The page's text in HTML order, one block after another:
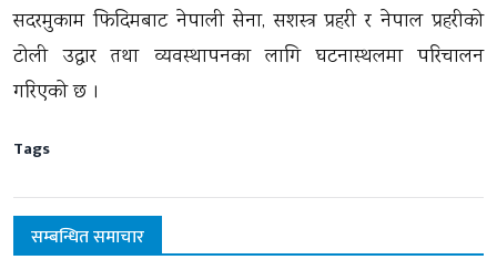
सदरमुकाम फिदिमबाट नेपाली सेना, सशस्त्र प्रहरी र नेपाल प्रहरीको
टोली उद्धार तथा व्यवस्थापनका लागि घटनास्थलमा परिचालन
गरिएको छ ।
Tags
सम्बन्धित समाचार